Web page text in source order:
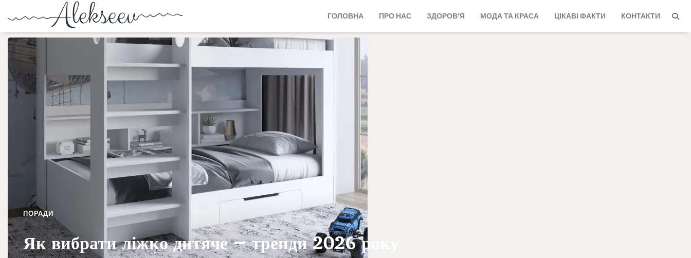
ГОЛОВНА ПРО НАС ЗДОРОВ’Я МОДА ТА КРАСА ЦІКАВІ ФАКТИ КОНТАКТИ
ПОРАДИ
Як вибрати ліжко дитяче – тренди 2026 року